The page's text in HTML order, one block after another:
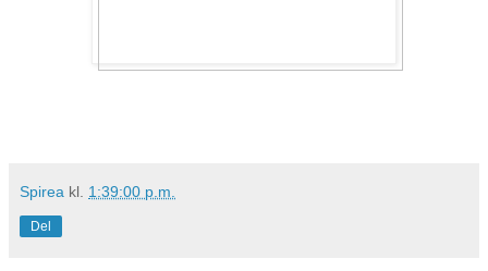
Spirea kl. 1:39:00 p.m.
Del